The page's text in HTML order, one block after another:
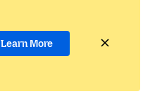
Learn More